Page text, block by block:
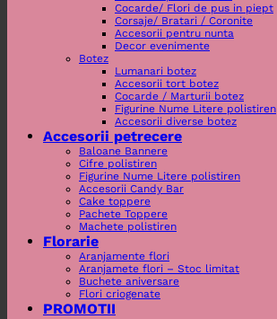
Cocarde/ Flori de pus in piept
Corsaje/ Bratari / Coronite
Accesorii pentru nunta
Decor evenimente
Botez
Lumanari botez
Accesorii tort botez
Cocarde / Marturii botez
Figurine Nume Litere polistiren
Accesorii diverse botez
Accesorii petrecere
Baloane Bannere
Cifre polistiren
Figurine Nume Litere polistiren
Accesorii Candy Bar
Cake toppere
Pachete Toppere
Machete polistiren
Florarie
Aranjamente flori
Aranjamete flori – Stoc limitat
Buchete aniversare
Flori criogenate
PROMOTII